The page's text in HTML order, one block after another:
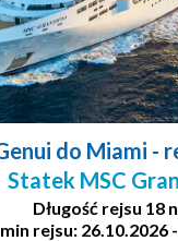
do Miami -
Statek MSC
Długość rejsu 18
rejsu: 26.10.2026